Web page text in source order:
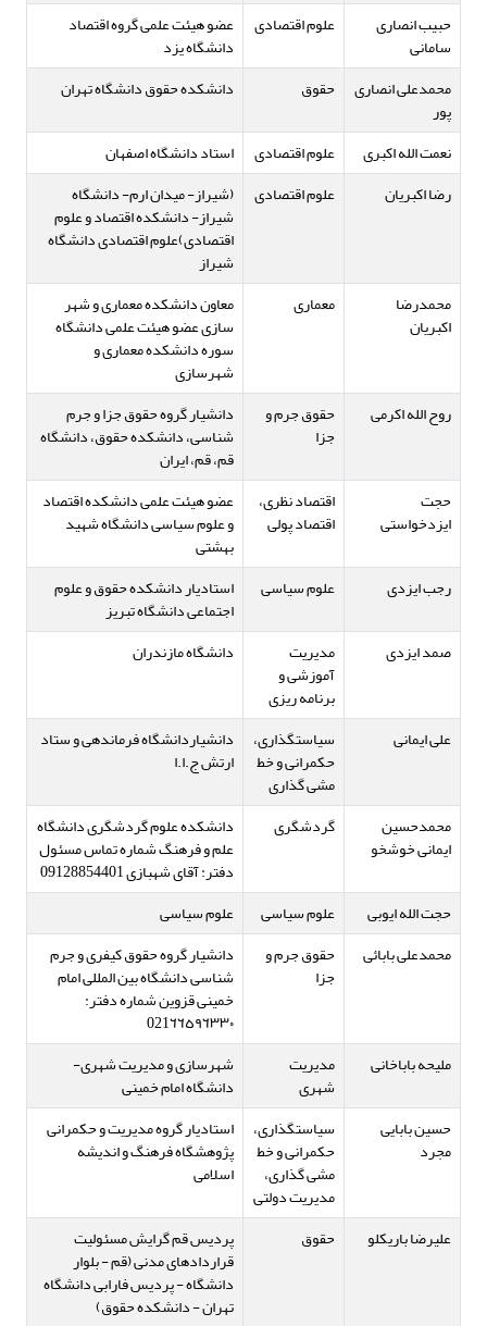
حبیب انصاری
سامانی
علوم اقتصادی عضو هیئت علمی گروه اقتصاد
دانشگاه یزد
محمدعلی انصاری
پور
حقوق دانشکده حقوق دانشگاه تهران
نعمت الله اکبری علوم اقتصادی
استاد دانشگاه اصفهان
رضا اکبریان
علوم اقتصادی (شیراز- میدان ارم- دانشگاه
شیراز- دانشکده اقتصاد و علوم
اقتصادی)علوم اقتصادی دانشگاه
شیراز
محمدرضا
اکبریان
معماری معاون دانشکده معماری و شهر
سازی عضو هیئت علمی دانشگاه
سوره دانشکده معماری و
شهرسازی
روح الله اکرمی
حقوق جرم و
جزا
دانشیار گروه حقوق جزا و جرم
شناسی، دانشکده حقوق، دانشگاه
قم، قم، ایران
حجت
ایزدخواستی
اقتصاد نظری،
اقتصاد پولی
عضو هیئت علمی دانشکده اقتصاد
و علوم سیاسی دانشگاه شهید
بهشتی
رجب ایزدی
علوم سیاسی استادیار دانشکده حقوق و علوم
اجتماعی دانشگاه تبریز
صمد ایزدی
مدیریت
آموزشی و
برنامه ریزی
دانشگاه مازندران
علی ایمانی سیاستگذاری،
حکمرانی و خط
مشی گذاری
دانشیاردانشگاه فرماندهی و ستاد
ارتش ج.ا.ا
محمدحسین
ایمانی خوشخو
گردشگری دانشکده علوم گردشگری دانشگاه
علم و فرهنگ شماره تماس مسئول
دفتر: آقای شهبازی 09128854401
حجت الله ایوبی
علوم سیاسی
علوم سیاسی
محمدعلی بابائی
حقوق جرم و
جزا
دانشیار گروه حقوق کیفری و جرم
شناسی دانشگاه بین المللی امام
خمینی قزوین شماره دفتر:
021٦٦٥٩٦٣٣٠
ملیحه باباخانی
مدیریت
شهری
شهرسازی و مدیریت شهری-
دانشگاه امام خمینی
حسین بابایی
مجرد
سیاستگذاری،
حکمرانی و خط
مشی گذاری،
مدیریت دولتی
استادیار گروه مدیریت و حکمرانی
پژوهشگاه فرهنگ و اندیشه
اسلامی
علیرضا باریکلو حقوق پردیس قم گرایش مسئولیت
قراردادهای مدنی (قم - بلوار
دانشگاه - پردیس فارابی دانشگاه
تهران - دانشکده حقوق)